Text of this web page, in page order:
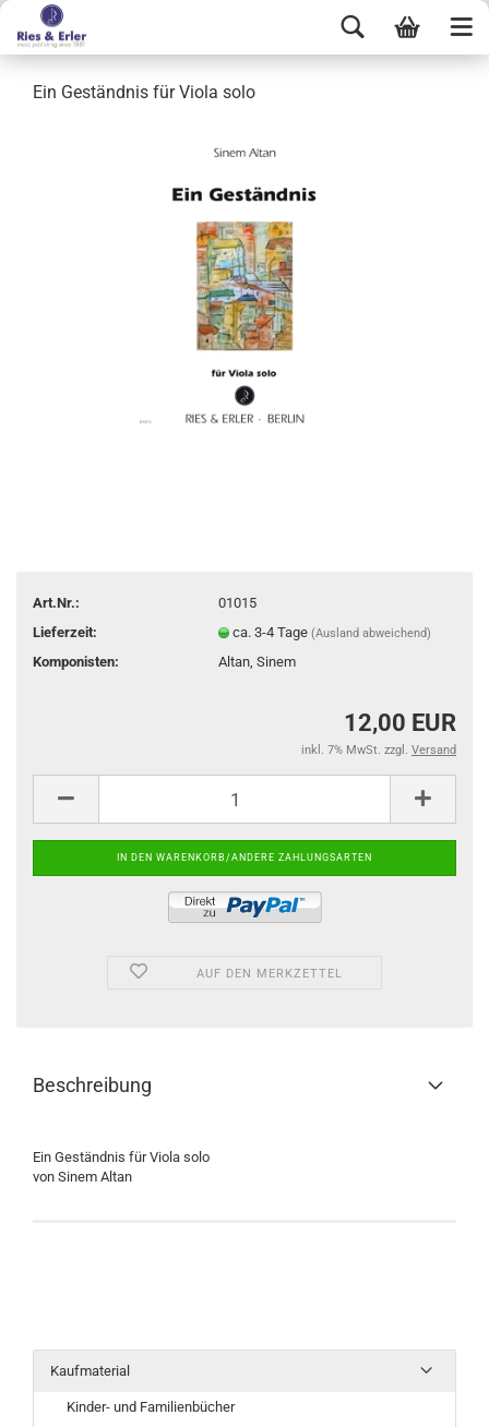
Ein Geständnis für Viola solo
Art.Nr.:
01015
Lieferzeit:
ca. 3-4 Tage(Ausland abweichend)
Komponisten: Altan, Sinem
12,00 EUR
inkl. 7% MwSt. zzgl. Versand
AUF DEN MERKZETTEL
Beschreibung
Ein Geständnis für Viola solo
von Sinem Altan
Kaufmaterial
Kinder- und Familienbücher